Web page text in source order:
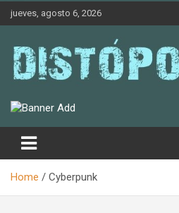
jueves, agosto 6, 2026
Distópolis
Home Cyberpunk